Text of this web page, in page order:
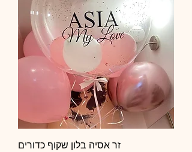
זר אסיה בלון שקוף כדורים